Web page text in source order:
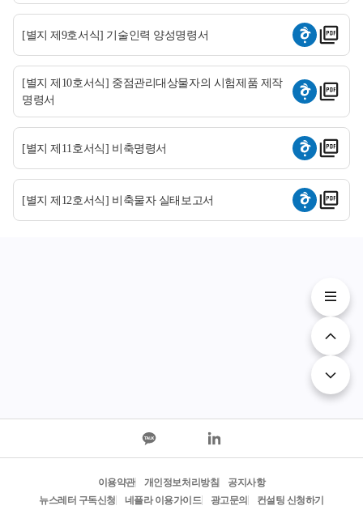
[별지 제9호서식] 기술인력 양성명령서
[별지 제10호서식] 중점관리대상물자의 시험제품 제작
명령서
[별지 제11호서식] 비축명령서
[별지 제12호서식] 비축물자 실태보고서
이용약관 개인정보처리방침
공지사항
뉴스레터 구독신청
네플라 이용가이드 광고문의 컨설팅 신청하기